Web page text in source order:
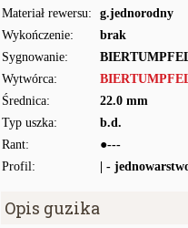
Materiał rewersu:
g.jednorodny
Wykończenie:
brak
Sygnowanie:
Wytwórca:
Średnica:
22.0 mm
Typ uszka:
b.d.
Rant:
●---
Profil:
| -
Opis guzika